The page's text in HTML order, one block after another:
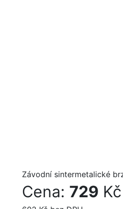
Závodní sintermetalické
Cena: 729 Kč